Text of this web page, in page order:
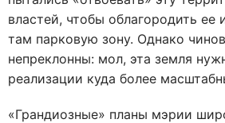
властей, чтобы облагородить ее
там парковую зону. Однако
непреклонны: мол, эта земля
реализации куда более
«Грандиозные» планы мэрии